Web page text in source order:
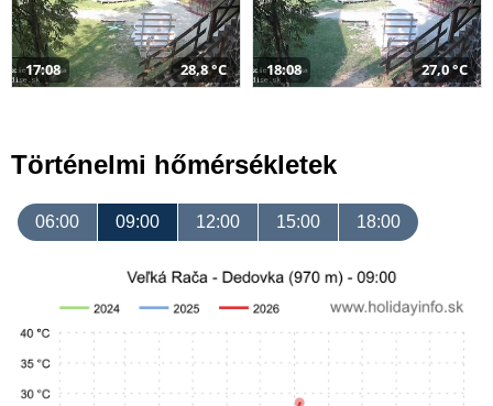
17:08 28,8 °C 18:08 27,0 °C
Történelmi hőmérsékletek
06:00 09:00 12:00 15:00 18:00